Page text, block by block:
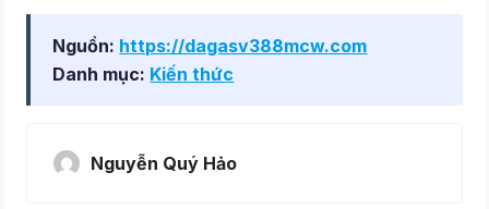
Nguồn: https://dagasv388mcw.com
Danh mục: Kiến thức
Nguyễn Quý Hảo